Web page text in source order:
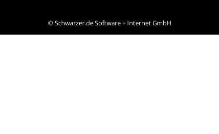
©Schwarzer.de Software + Internet GmbH